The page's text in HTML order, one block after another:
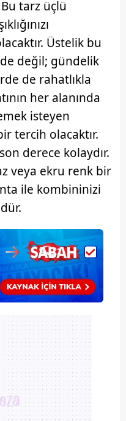
tarz üçlü
Üstelik bu
değil; gündelik
de rahatlıkla
her alanında
isteyen
tercih olacaktır.
derece kolaydır.
veya ekru renk bir
ile kombininizi